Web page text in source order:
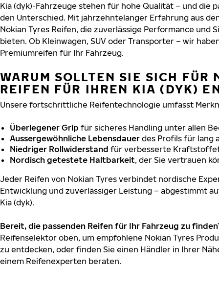
Kia (dyk)-Fahrzeuge stehen für hohe Qualität – und die
den Unterschied. Mit jahrzehntelanger Erfahrung aus
Nokian Tyres Reifen, die zuverlässige Performance und
bieten. Ob Kleinwagen, SUV oder Transporter – wir
Premiumreifen für Ihr Fahrzeug.
WARUM SOLLTEN SIE SICH FÜR
REIFEN FÜR IHREN KIA (DYK)
Unsere fortschrittliche Reifentechnologie umfasst
Überlegener Grip für sicheres Handling unter allen
Aussergewöhnliche Lebensdauer des Profils für lang
Niedriger Rollwiderstand für verbesserte
Nordisch getestete Haltbarkeit, der Sie vertrauen
Jeder Reifen von Nokian Tyres verbindet nordische
Entwicklung und zuverlässiger Leistung – abgestimmt
Kia (dyk).
Bereit, die passenden Reifen für Ihr Fahrzeug zu
Reifenselektor oben, um empfohlene Nokian Tyres
zu entdecken, oder finden Sie einen Händler in Ihrer
einem Reifenexperten beraten.